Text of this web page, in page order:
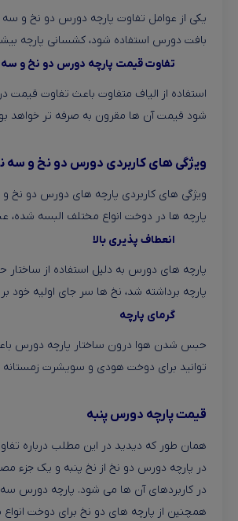
یکی از عوامل تفاوت پارچه دورس دو نخ و سه
بافت دورس استفاده شود، کشسانی پارچه
تفاوت قیمت پارچه دورس دو نخ و
استفاده از الیاف متفاوت باعث تفاوت
شود قیمت آن ها مقرون به صرفه تر خواهد
ویژگی های کاربردی دورس دو نخ و سه
ویژگی های کاربردی پارچه های دورس دو نخ
پارچه ها در دوخت انواع مختلف البسه شده،
انعطاف پذیری بالا
پارچه های دورس به دلیل استفاده از
پارچه برداشته شد، نخ ها سر جای اولیه خود
گرمای پارچه
حبس شدن هوا درون ساختار پارچه دورس باعث
توانید برای دوخت هودی و سویشرت زمستانه
قیمت پارچه دورس پنبه
همان طور که دیدید در این مطلب درباره
در پارچه دورس دو نخ از نخ پنبه و یک جزء
در کاربردهای آن ها می شود. پارچه دورس
همچنین از پارچه های دو نخ برای دوخت